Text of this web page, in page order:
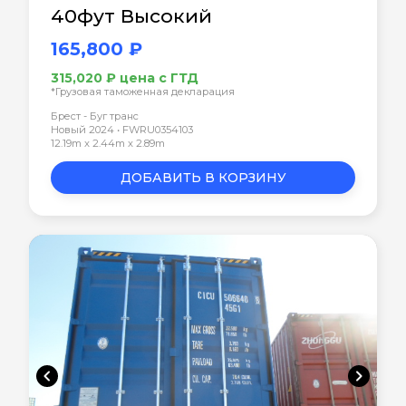
40фут Высокий
165,800 ₽
315,020 ₽ цена с ГТД
*Грузовая таможенная декларация
Брест - Буг транс
Новый 2024 • FWRU0354103
12.19m x 2.44m x 2.89m
ДОБАВИТЬ В КОРЗИНУ
chevron_left chevron_right